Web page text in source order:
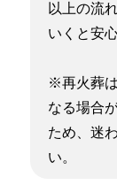
以上の流
いくと安
※再火葬
なる場合
ため、迷
い。